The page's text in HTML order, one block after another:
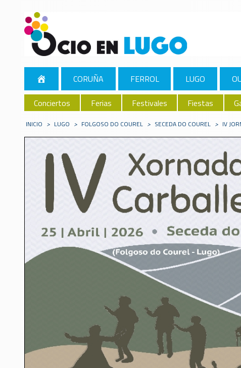
CORUÑA FERROL LUGO
Conciertos
Ferias Festivales Fiestas
INICIO > LUGO > FOLGOSO DO COUREL > SECEDA DO COUREL > IV